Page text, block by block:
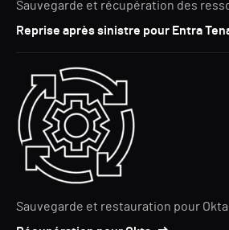
Sauvegarde et récupération des
Reprise après sinistre pour Entra
Sauvegarde et restauration pour Okta